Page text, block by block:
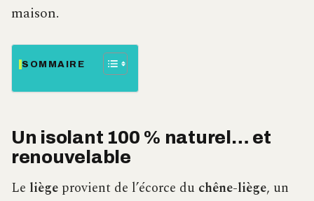
maison.
SOMMAIRE
Un isolant 100 % naturel… et
renouvelable
Le liège provient de l’écorce du chêne-liège, un